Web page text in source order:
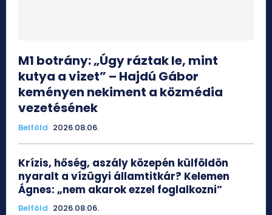
M1 botrány: „Úgy ráztak le, mint
kutya a vizet” – Hajdú Gábor
keményen nekiment a közmédia
vezetésének
Belföld 2026.08.06.
Krízis, hőség, aszály közepén külföldön
nyaralt a vízügyi államtitkár? Kelemen
Ágnes: „nem akarok ezzel foglalkozni”
Belföld 2026.08.06.